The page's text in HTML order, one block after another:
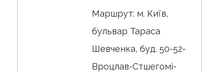
Маршрут: м. Київ,
бульвар Тараса
Шевченка, буд. 50-52-
Вроцлав-Стшегомi-